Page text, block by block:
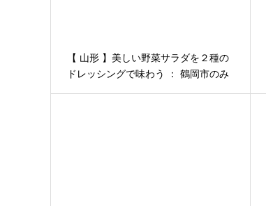
【 山形 】美しい野菜サラダを２種の
ドレッシングで味わう ： 鶴岡市のみ